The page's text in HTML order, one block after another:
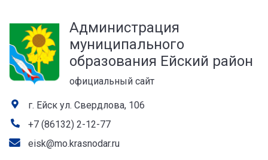
Администрация
муниципального
образования Ейский район
официальный сайт
г. Ейск ул. Свердлова, 106
+7 (86132) 2-12-77
eisk@mo.krasnodar.ru